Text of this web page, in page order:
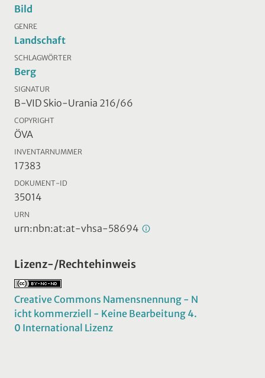
Bild
GENRE
Landschaft
SCHLAGWÖRTER
Berg
SIGNATUR
B-VID Skio-Urania 216/66
COPYRIGHT
ÖVA
INVENTARNUMMER
17383
DOKUMENT-ID
35014
URN
urn:nbn:at:at-vhsa-58694
Lizenz-/Rechtehinweis
Creative Commons Namensnennung - N
icht kommerziell - Keine Bearbeitung 4.
0 International Lizenz